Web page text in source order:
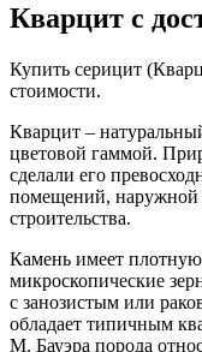
Кварцит с
Купить серицит
стоимости.
Кварцит –
цветовой гаммой.
сделали его
помещений, наружной
строительства.
Камень имеет
микроскопические
с занозистым или
обладает типичным
М. Бауэра порода